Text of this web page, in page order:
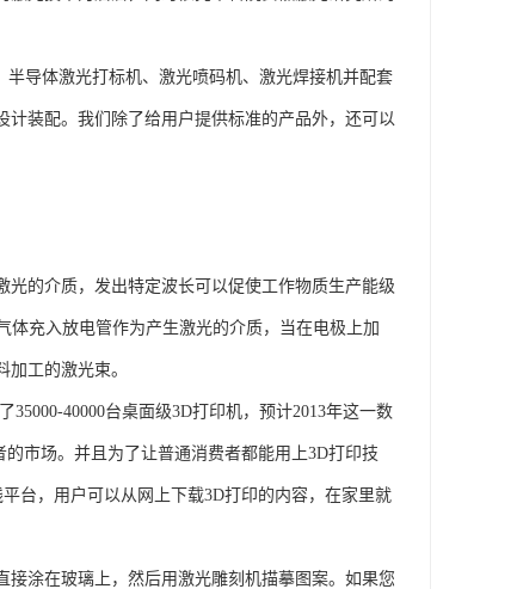
导体激光打标机、激光喷码机、激光焊接机并配套
装配。我们除了给用户提供标准的产品外，还可以
光的介质，发出特定波长可以促使工作物质生产能级
体充入放电管作为产生激光的介质，当在电极上加
工的激光束。
35000-40000台桌面级3D打印机，预计2013年这一数
的市场。并且为了让普通消费者都能用上3D打印技
台，用户可以从网上下载3D打印的内容，在家里就
涂在玻璃上，然后用激光雕刻机描摹图案。如果您